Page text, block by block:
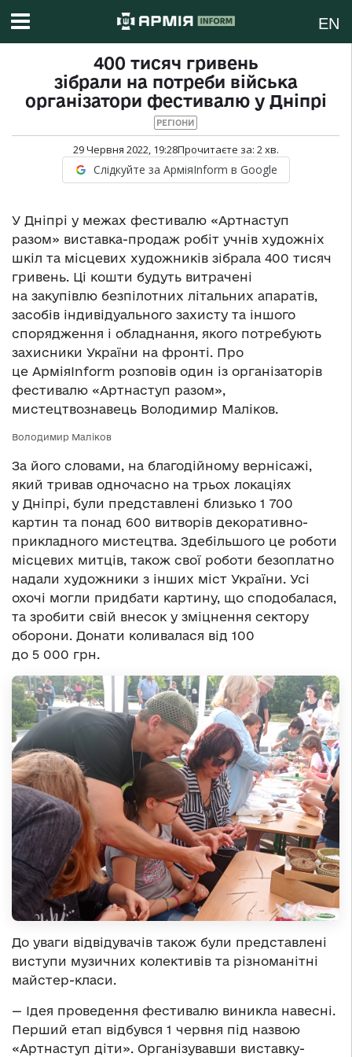
EN
400 тисяч гривень
зібрали на потреби війська
організатори фестивалю у Дніпрі
РЕГІОНИ
29 Червня 2022, 19:28Прочитаєте за: 2хв.
Слідкуйте за АрміяInform в Google
У Дніпрі у межах фестивалю «Артнаступ
разом» виставка-продаж робіт учнів художніх
шкіл та місцевих художників зібрала 400 тисяч
гривень. Ці кошти будуть витрачені
на закупівлю безпілотних літальних апаратів,
засобів індивідуального захисту та іншого
спорядження і обладнання, якого потребують
захисники України на фронті. Про
це АрміяInform розповів один із організаторів
фестивалю «Артнаступ разом»,
мистецтвознавець Володимир Маліков.
Володимир Маліков
За його словами, на благодійному вернісажі,
який тривав одночасно на трьох локаціях
у Дніпрі, були представлені близько 1 700
картин та понад 600 витворів декоративно-
прикладного мистецтва. Здебільшого це роботи
місцевих митців, також свої роботи безоплатно
надали художники з інших міст України. Усі
охочі могли придбати картину, що сподобалася,
та зробити свій внесок у зміцнення сектору
оборони. Донати коливалася від 100
до 5 000 грн.
До уваги відвідувачів також були представлені
виступи музичних колективів та різноманітні
майстер-класи.
— Ідея проведення фестивалю виникла навесні.
Перший етап відбувся 1 червня під назвою
«Артнаступ діти». Організувавши виставку-